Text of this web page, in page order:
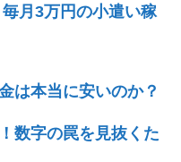
月3万円の小遣い稼
は本当に安いのか？
数字の罠を見抜くた